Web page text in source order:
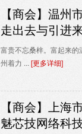
【商会】温州
走出去与引进
富贵不忘桑梓。富起来
州着力 ... [更多详细]
【商会】上海
魅芯技网络科